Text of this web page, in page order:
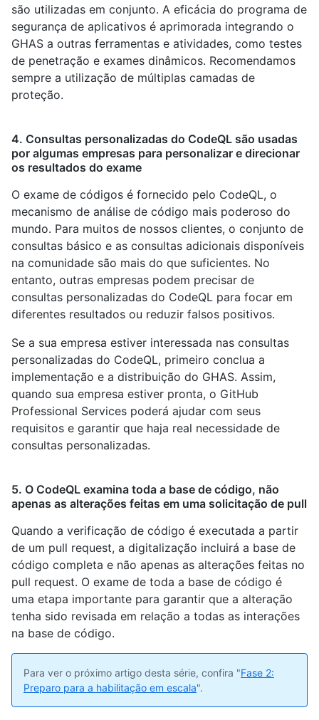
são utilizadas em conjunto. A eficácia do programa de
segurança de aplicativos é aprimorada integrando o
GHAS a outras ferramentas e atividades, como testes
de penetração e exames dinâmicos. Recomendamos
sempre a utilização de múltiplas camadas de
proteção.
4. Consultas personalizadas do CodeQL são usadas
por algumas empresas para personalizar e direcionar
os resultados do exame
O exame de códigos é fornecido pelo CodeQL, o
mecanismo de análise de código mais poderoso do
mundo. Para muitos de nossos clientes, o conjunto de
consultas básico e as consultas adicionais disponíveis
na comunidade são mais do que suficientes. No
entanto, outras empresas podem precisar de
consultas personalizadas do CodeQL para focar em
diferentes resultados ou reduzir falsos positivos.
Se a sua empresa estiver interessada nas consultas
personalizadas do CodeQL, primeiro conclua a
implementação e a distribuição do GHAS. Assim,
quando sua empresa estiver pronta, o GitHub
Professional Services poderá ajudar com seus
requisitos e garantir que haja real necessidade de
consultas personalizadas.
5. O CodeQL examina toda a base de código, não
apenas as alterações feitas em uma solicitação de pull
Quando a verificação de código é executada a partir
de um pull request, a digitalização incluirá a base de
código completa e não apenas as alterações feitas no
pull request. O exame de toda a base de código é
uma etapa importante para garantir que a alteração
tenha sido revisada em relação a todas as interações
na base de código.
Para ver o próximo artigo desta série, confira "Fase 2:
Preparo para a habilitação em escala".